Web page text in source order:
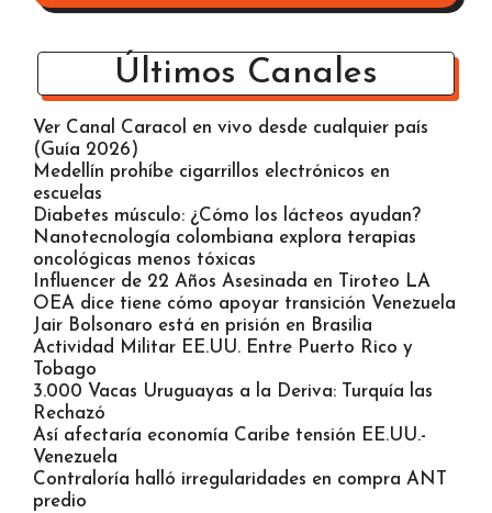
Últimos Canales
Ver Canal Caracol en vivo desde cualquier país
(Guía 2026)
Medellín prohíbe cigarrillos electrónicos en
escuelas
Diabetes músculo: ¿Cómo los lácteos ayudan?
Nanotecnología colombiana explora terapias
oncológicas menos tóxicas
Influencer de 22 Años Asesinada en Tiroteo LA
OEA dice tiene cómo apoyar transición Venezuela
Jair Bolsonaro está en prisión en Brasilia
Actividad Militar EE.UU. Entre Puerto Rico y
Tobago
3.000 Vacas Uruguayas a la Deriva: Turquía las
Rechazó
Así afectaría economía Caribe tensión EE.UU.-
Venezuela
Contraloría halló irregularidades en compra ANT
predio